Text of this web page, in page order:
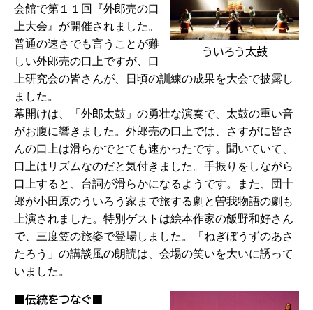
ういろう太鼓
会館で第１１回『外郎売の口
上大会』が開催されました。
普通の速さでも言うことが難
しい外郎売の口上ですが、口
上研究会の皆さんが、日頃の訓練の成果を大会で披露し
ました。
幕開けは、「外郎太鼓」の勇壮な演奏で、太鼓の重い音
がお腹に響きました。外郎売の口上では、さすがに皆さ
んの口上は滑らかでとても速かったです。聞いていて、
口上はリズムなのだと気付きました。手振りをしながら
口上すると、台詞が滑らかになるようです。また、団十
郎が小田原のういろう家まで旅する劇と曽我物語の劇も
上演されました。特別ゲストは絵本作家の飯野和好さん
で、三度笠の旅姿で登場しました。「ねぎぼうずのあさ
たろう」の講談風の朗読は、会場の笑いを大いに誘って
いました。
■伝統をつなぐ■